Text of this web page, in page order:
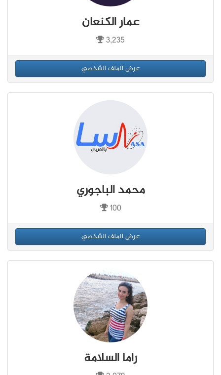
عمار الكنعان
3,235
عرض الملف الشخصي
محمد الباجوري
100
عرض الملف الشخصي
راما السلامة